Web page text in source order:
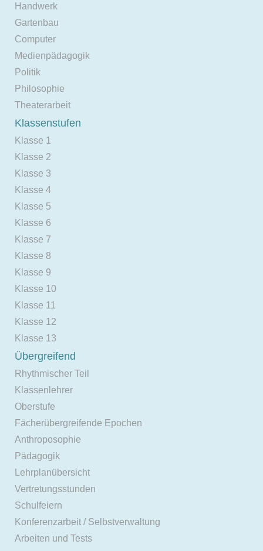
Handwerk
Gartenbau
Computer
Medienpädagogik
Politik
Philosophie
Theaterarbeit
Klassenstufen
Klasse 1
Klasse 2
Klasse 3
Klasse 4
Klasse 5
Klasse 6
Klasse 7
Klasse 8
Klasse 9
Klasse 10
Klasse 11
Klasse 12
Klasse 13
Übergreifend
Rhythmischer Teil
Klassenlehrer
Oberstufe
Fächerübergreifende Epochen
Anthroposophie
Pädagogik
Lehrplanübersicht
Vertretungsstunden
Schulfeiern
Konferenzarbeit / Selbstverwaltung
Arbeiten und Tests